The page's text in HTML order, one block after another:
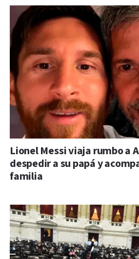
Lionel Messi viaja rumbo a
despedir a su papá y
familia